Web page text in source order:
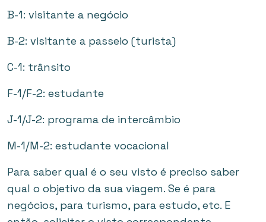
B-1: visitante a negócio
B-2: visitante a passeio (turista)
C-1: trânsito
F-1/F-2: estudante
J-1/J-2: programa de intercâmbio
M-1/M-2: estudante vocacional
Para saber qual é o seu visto é preciso saber
qual o objetivo da sua viagem. Se é para
negócios, para turismo, para estudo, etc. E